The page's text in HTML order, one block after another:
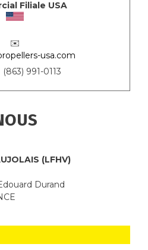
Filiale USA
✉️
usa.com
991-0113
(LFHV)
Durand